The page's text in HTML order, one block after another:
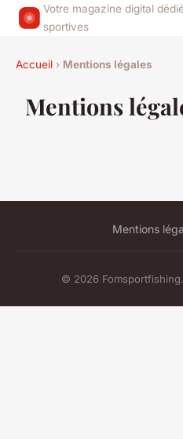
Votre magazine digital
sportives
Accueil › Mentions légales
Mentions
Mentions
© 2026